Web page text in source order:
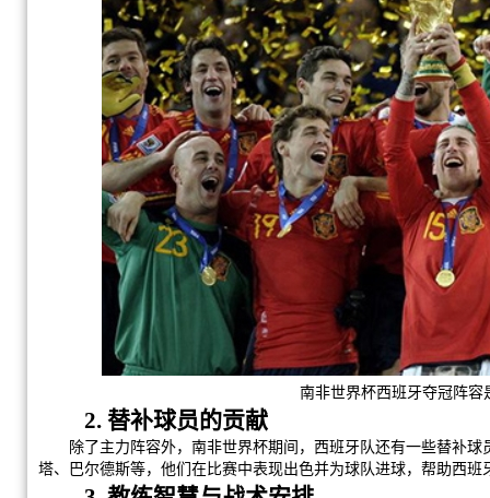
南非世界杯西班牙夺冠阵容
2. 替补球员的贡献
除了主力阵容外，南非世界杯期间，西班牙队还有一些替补球
塔、巴尔德斯等，他们在比赛中表现出色并为球队进球，帮助西班